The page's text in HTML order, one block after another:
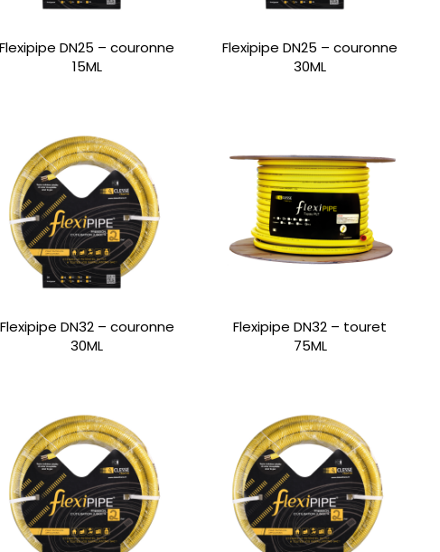
Flexipipe DN25 – couronne
15ML
Flexipipe DN25 – couronne
30ML
Flexipipe DN32 – couronne
30ML
Flexipipe DN32 – touret
75ML